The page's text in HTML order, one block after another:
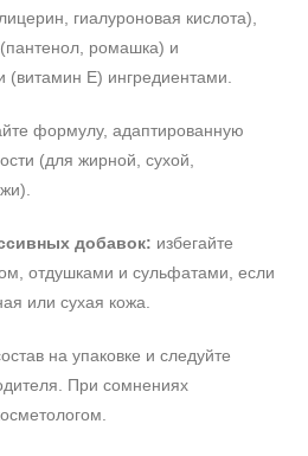
гиалуроновая кислота),
ромашка) и
(витамин E) ингредиентами.
формулу, адаптированную
(для жирной, сухой,
добавок: избегайте
отдушками и сульфатами, если
или сухая кожа.
на упаковке и следуйте
При сомнениях